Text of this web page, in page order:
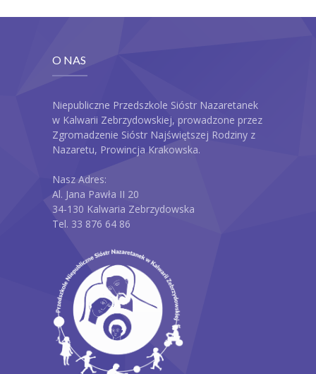
O NAS
Niepubliczne Przedszkole Sióstr Nazaretanek
w Kalwarii Zebrzydowskiej, prowadzone przez
Zgromadzenie Sióstr Najświętszej Rodziny z
Nazaretu, Prowincja Krakowska.
Nasz Adres:
Al. Jana Pawła II 20
34-130 Kalwaria Zebrzydowska
Tel. 33 876 64 86